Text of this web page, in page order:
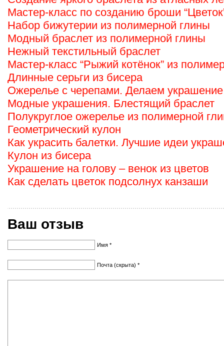
Мастер-класс по созданию броши
Набор бижутерии из полимерной глины
Модный браслет из полимерной глины
Нежный текстильный браслет
Мастер-класс “Рыжий котёнок” из
Длинные серьги из бисера
Ожерелье с черепами. Делаем украшение
Модные украшения. Блестящий браслет
Полукруглое ожерелье из полимерной
Геометрический кулон
Как украсить балетки. Лучшие идеи
Кулон из бисера
Украшение на голову – венок из цветов
Как сделать цветок подсолнух канзаши
Ваш отзыв
Имя *
Почта (скрыта) *